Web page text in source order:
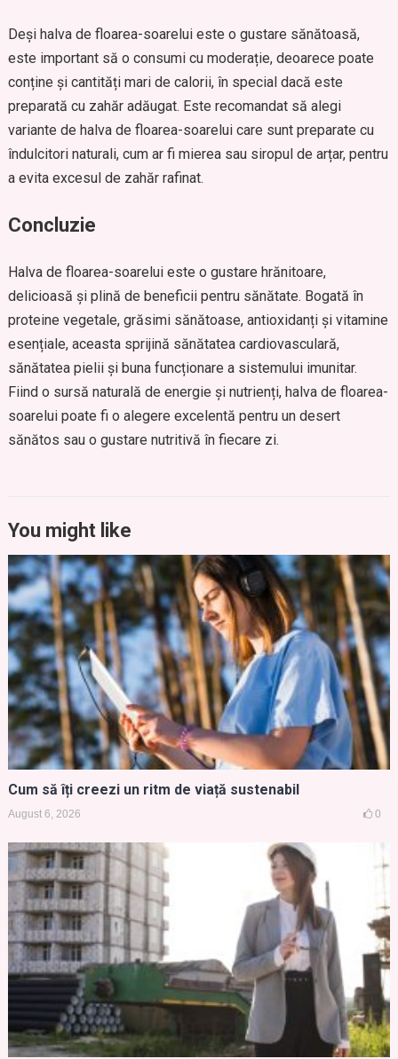
Deși halva de floarea-soarelui este o gustare sănătoasă,
este important să o consumi cu moderație, deoarece poate
conține și cantități mari de calorii, în special dacă este
preparată cu zahăr adăugat. Este recomandat să alegi
variante de halva de floarea-soarelui care sunt preparate cu
îndulcitori naturali, cum ar fi mierea sau siropul de arțar, pentru
a evita excesul de zahăr rafinat.
Concluzie
Halva de floarea-soarelui este o gustare hrănitoare,
delicioasă și plină de beneficii pentru sănătate. Bogată în
proteine vegetale, grăsimi sănătoase, antioxidanți și vitamine
esențiale, aceasta sprijină sănătatea cardiovasculară,
sănătatea pielii și buna funcționare a sistemului imunitar.
Fiind o sursă naturală de energie și nutrienți, halva de floarea-
soarelui poate fi o alegere excelentă pentru un desert
sănătos sau o gustare nutritivă în fiecare zi.
You might like
Cum să îți creezi un ritm de viață sustenabil
August 6, 2026 0